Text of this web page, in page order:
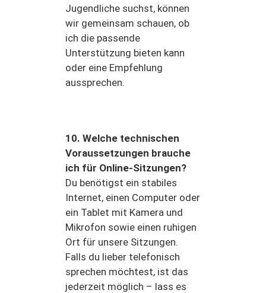
Jugendliche suchst, können
wir gemeinsam schauen, ob
ich die passende
Unterstützung bieten kann
oder eine Empfehlung
aussprechen.
10. Welche technischen
Voraussetzungen brauche
ich für Online-Sitzungen?
Du benötigst ein stabiles
Internet, einen Computer oder
ein Tablet mit Kamera und
Mikrofon sowie einen ruhigen
Ort für unsere Sitzungen.
Falls du lieber telefonisch
sprechen möchtest, ist das
jederzeit möglich – lass es